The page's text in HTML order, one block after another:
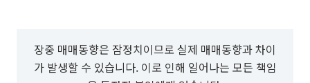
장중 매매동향은 잠정치이므로 실제 매매동향과 차이
가 발생할 수 있습니다. 이로 인해 일어나는 모든 책임